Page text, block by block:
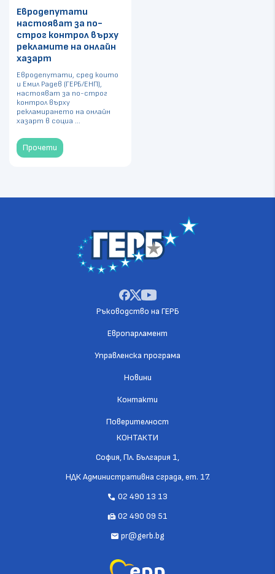
Евродепутати
настояват за по-
строг контрол върху
рекламите на онлайн
хазарт
Евродепутати, сред които
и Емил Радев (ГЕРБ/ЕНП),
настояват за по-строг
контрол върху
рекламирането на онлайн
хазарт в социа ...
Прочети
Ръководство на ГЕРБ
Европарламент
Управленска програма
Новини
Контакти
Поверителност
КОНТАКТИ
София, Пл. България 1,
НДК Административна сграда, ет. 17.
call 02 490 13 13
fax02 490 09 51
mail pr@gerb.bg